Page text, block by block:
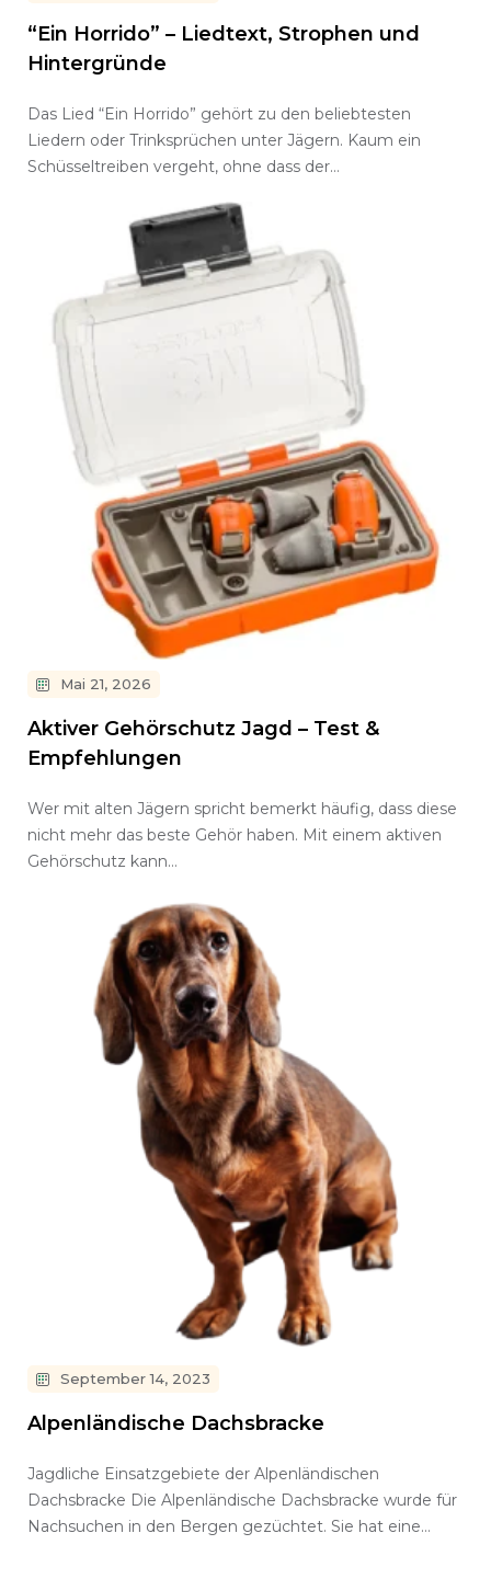
“Ein Horrido” – Liedtext, Strophen und
Hintergründe
Das Lied “Ein Horrido” gehört zu den beliebtesten
Liedern oder Trinksprüchen unter Jägern. Kaum ein
Schüsseltreiben vergeht, ohne dass der…
Mai 21, 2026
Aktiver Gehörschutz Jagd – Test &
Empfehlungen
Wer mit alten Jägern spricht bemerkt häufig, dass diese
nicht mehr das beste Gehör haben. Mit einem aktiven
Gehörschutz kann…
September 14, 2023
Alpenländische Dachsbracke
Jagdliche Einsatzgebiete der Alpenländischen
Dachsbracke Die Alpenländische Dachsbracke wurde für
Nachsuchen in den Bergen gezüchtet. Sie hat eine